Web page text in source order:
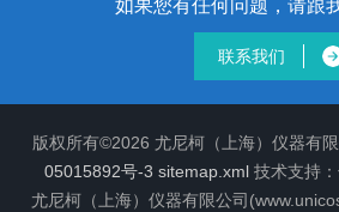
如果您有任何问题，请跟
联系我们
版权所有©2026 尤尼柯（上海）仪器有限
05015892号-3 sitemap.xml技术支持：
尤尼柯（上海）仪器有限公司